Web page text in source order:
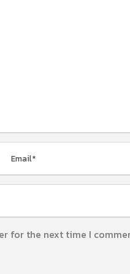
for the next time I